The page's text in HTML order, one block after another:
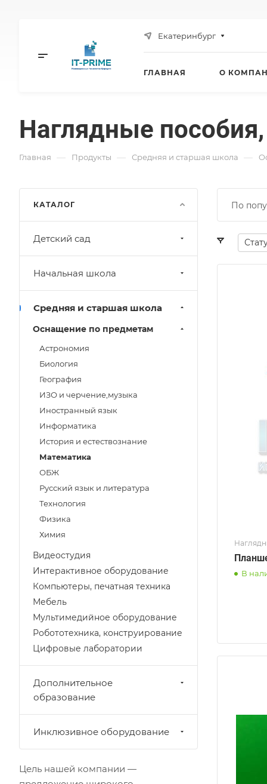
Екатеринбург
ГЛАВНАЯ О
Наглядные
Главная — Продукты — Средняя и старшая школа —
По
В
КАТАЛОГ
Детский сад
Начальная школа
Средняя и старшая школа
Oснащение по предметам
Астрономия
Биология
География
ИЗО и черчение,музыка
Иностранный язык
Информатика
История и естествознание
Математика
ОБЖ
Русский язык и литература
Технология
Физика
Химия
Видеостудия
Интерактивное оборудование
Компьютеры, печатная техника
Мебель
Мультимедийное оборудование
Робототехника, конструирование
Цифровые лаборатории
Дополнительное
образование
Инклюзивное оборудование
Цель нашей компании —